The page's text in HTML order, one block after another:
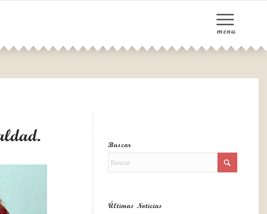
Buscar
Últimas Noticias